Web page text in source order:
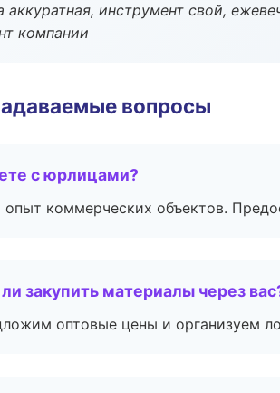
аккуратная, инструмент свой,
компании
вопросы
с юрлицами?
опыт коммерческих объектов.
закупить материалы через
оптовые цены и организуем